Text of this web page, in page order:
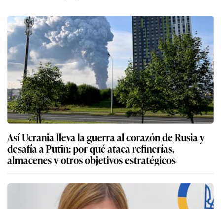
Así Ucrania lleva la guerra al corazón de Rusia y
desafía a Putin: por qué ataca refinerías,
almacenes y otros objetivos estratégicos